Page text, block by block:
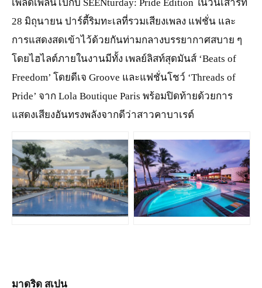
เพลิดเพลินไปกับ SEENturday: Pride Edition ในวันเสาร์ที่
28 มิถุนายน ปาร์ตี้ริมทะเลที่รวมเสียงเพลง แฟชั่น และ
การแสดงสดเข้าไว้ด้วยกันท่ามกลางบรรยากาศสบาย ๆ
โดยไฮไลต์ภายในงานมีทั้ง เพลย์ลิสท์สุดมันส์ ‘Beats of
Freedom’ โดยดีเจ Groove และแฟชั่นโชว์ ‘Threads of
Pride’ จาก Lola Boutique Paris พร้อมปิดท้ายด้วยการ
แสดงเสียงอันทรงพลังจากดีว่าสาวคาบาเรต์
JPG
มาดริด สเปน